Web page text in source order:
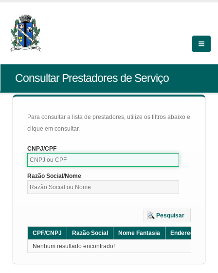
Consultar Prestadores de Serviço
Para consultar a lista de prestadores, utilize os filtros abaixo e
clique em consultar.
CNPJ/CPF
Razão Social/Nome
Pesquisar
CPF/CNPJ Razão Social Nome Fantasia Endereço
Nenhum resultado encontrado!